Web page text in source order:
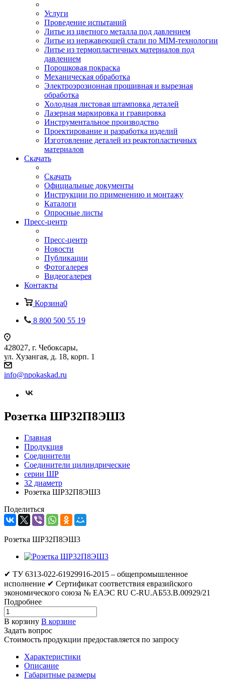
Услуги
Проведение испытаний
Литье из цветного металла под давлением
Литье из нержавеющей стали по MIM-технологии
Литье из термопластичных материалов под
давлением
Порошковая покраска
Механическая обработка
Электроэрозионная прошивная и вырезная
обработка
Холодная листовая штамповка деталей
Лазерная маркировка и гравировка
Инструментальное производство
Проектирование и разработка изделий
Изготовление деталей из реактопластичных
материалов
Скачать
Скачать
Официальные документы
Инструкции по применению и монтажу
Каталоги
Опросные листы
Пресс-центр
Пресс-центр
Новости
Публикации
Фотогалерея
Видеогалерея
Контакты
Корзина0
8 800 500 55 19
428027, г. Чебоксары,
ул. Хузангая, д. 18, корп. 1
info@npokaskad.ru
Розетка ШР32П8ЭШ3
Главная
Продукция
Соединители
Соединители цилиндрические
серии ШР
32 диаметр
Розетка ШР32П8ЭШ3
Поделиться
Розетка ШР32П8ЭШ3
✔ ТУ 6313-022-61929916-2015 – общепромышленное
исполнение ✔ Сертификат соответствия евразийского
экономического союза № ЕАЭС RU C-RU.АБ53.В.00929/21
Подробнее
В корзину В корзине
Задать вопрос
Стоимость продукции предоставляется по запросу
Характеристики
Описание
Габаритные размеры